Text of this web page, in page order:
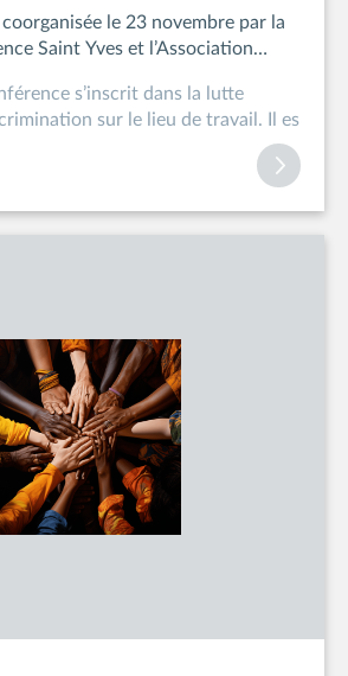
le 23 novembre par la
Saint Yves et l’Association
s’inscrit dans la lutte
sur le lieu de travail. Il es